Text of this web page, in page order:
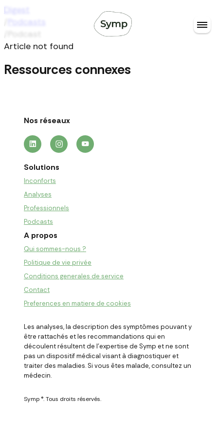
Digest
Podcasts
Article not found
Ressources connexes
Nos réseaux
Solutions
Inconforts
Analyses
Professionnels
Podcasts
A propos
Qui sommes-nous ?
Politique de vie privée
Conditions generales de service
Contact
Preferences en matiere de cookies
Les analyses, la description des symptômes pouvant y
être rattachés et les recommandations qui en
découlent résultent de l'expertise de Symp et ne sont
pas un dispositif médical visant à diagnostiquer et
traiter des maladies. Si vous êtes malade, consultez un
médecin.
Symp ®. Tous droits réservés.